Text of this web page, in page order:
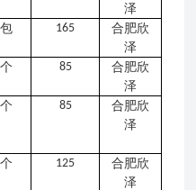
泽
包 165
合肥欣
泽
个 85
合肥欣
泽
个 85
合肥欣
泽
个 125
合肥欣
泽